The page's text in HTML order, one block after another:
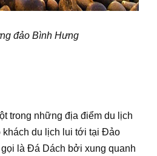
đảo Bình Hưng
trong những địa điểm du lịch
du lịch lui tới tại Đảo
là Đá Dách bởi xung quanh